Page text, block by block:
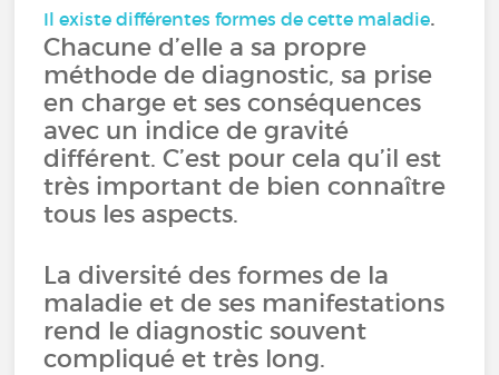
Il existe différentes formes de cette maladie.
Chacune d’elle a sa propre
méthode de diagnostic, sa prise
en charge et ses conséquences
avec un indice de gravité
différent. C’est pour cela qu’il est
très important de bien connaître
tous les aspects.
La diversité des formes de la
maladie et de ses manifestations
rend le diagnostic souvent
compliqué et très long.